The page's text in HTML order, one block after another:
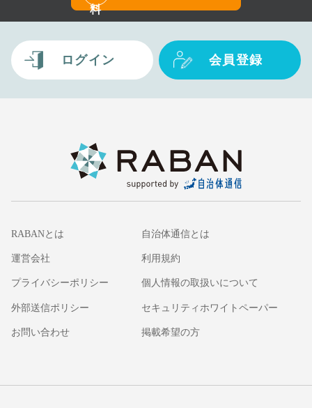
料
ログイン 会員登録
RABANとは 自治体通信とは
運営会社 利用規約
プライバシーポリシー 個人情報の取扱いについて
外部送信ポリシー セキュリティホワイトペーパー
お問い合わせ 掲載希望の方